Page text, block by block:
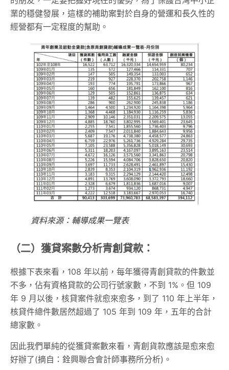
業的穩健發展，這樣的補助案對於自身的營運和長久性的
經營都有一定程度的幫助。
資料來源：輔導成果一覽表
（二）獲貸案數分析青創貸款：
根據下表來看，108 年以前，每年獲得青創貸款的件數並
不多，佔有資格貸款的公司行號家數，不到 1%。但 109
年 9 月以後，核貸案件就愈來愈多，到了 110 年上半年，
核貸件總件數居然超過了 105 年到 109 年，五年的合計
總家數。
因此我們單純的從獲貸案數來看，青創貨款應該是愈來愈
好辦了(摘自：銓興聯合會計師事務所分析)。